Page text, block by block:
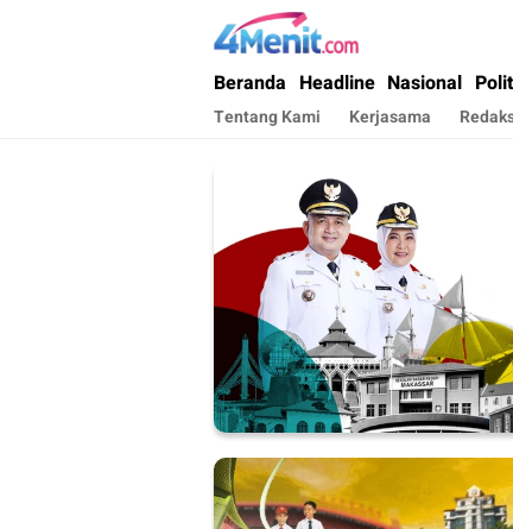
4menit.com
Mengungkap Kisah, Setiap Hari
Beranda Headline Nasional
Tentang Kami Kerjasama